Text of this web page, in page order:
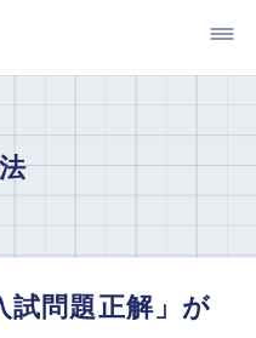
試問題正解」が